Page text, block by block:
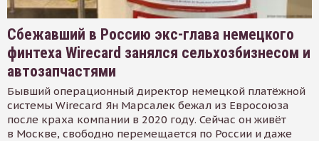
Сбежавший в Россию экс-глава немецкого
финтеха Wirecard занялся сельхозбизнесом и
автозапчастями
Бывший операционный директор немецкой платёжной
системы Wirecard Ян Марсалек бежал из Евросоюза
после краха компании в 2020 году. Сейчас он живёт
в Москве, свободно перемещается по России и даже